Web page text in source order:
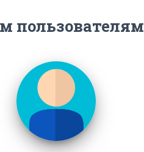
пользователям